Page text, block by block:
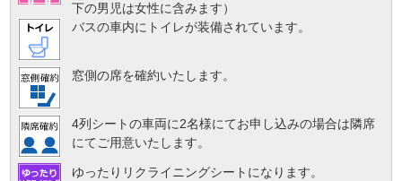
下の男児は女性に含みます）
バスの車内にトイレが装備されています。
窓側の席を確約いたします。
4列シートの車両に2名様にてお申し込みの場合は隣席
にてご用意いたします。
ゆったりリクライニングシートになります。